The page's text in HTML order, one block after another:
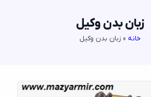
زبان بدن وکیل
»زبان بدن وکیل